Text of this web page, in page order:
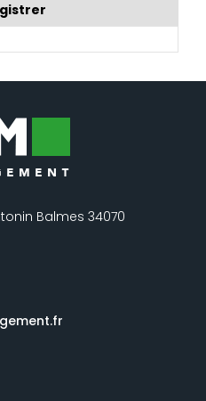
Balmes 34070